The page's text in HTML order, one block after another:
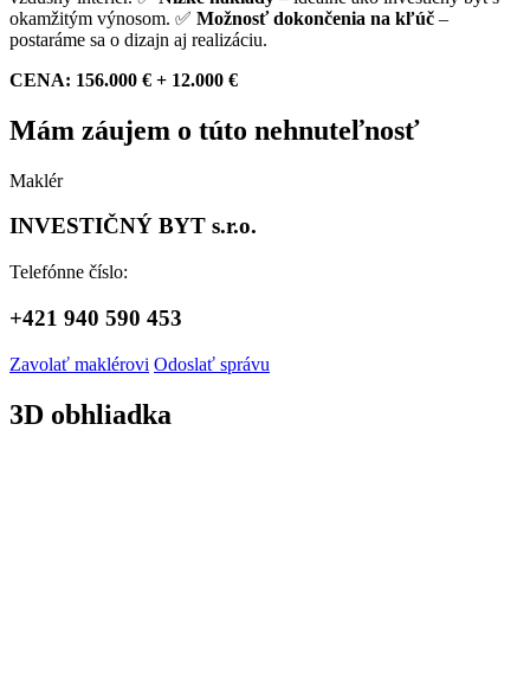
okamžitým výnosom. ✅ Možnosť dokončenia na kľúč –
postaráme sa o dizajn aj realizáciu.
CENA: 156.000 € + 12.000 €
Mám záujem o túto nehnuteľnosť
Maklér
INVESTIČNÝ BYT s.r.o.
Telefónne číslo:
+421 940 590 453
Zavolať maklérovi Odoslať správu
3D obhliadka